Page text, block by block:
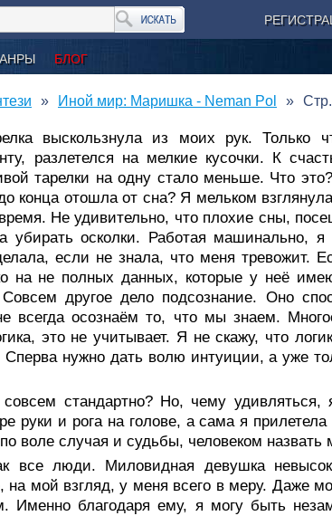
БЛОГ
Иной мир: Маришка - Neman Pol
выскользнула из моих рук. Только
разлетелся на мелкие кусочки. К
тарелки на одну стало меньше. Что
конца отошла от сна? Я мельком
Не удивительно, что плохие сны,
убирать осколки. Работая машинально,
если не знала, что меня тревожит.
на не полных данных, которые у неё
другое дело подсознание. Оно
всегда осознаём то, что мы знаем.
это не учитывает. Я не скажу, что
нужно дать волю интуиции, а уже
стандартно? Но, чему
руки и рога на голове, а сама я
воле случая и судьбы, человеком
все люди. Миловидная девушка
мой взгляд, у меня всего в меру. Даже
Именно благодаря ему, я могу быть